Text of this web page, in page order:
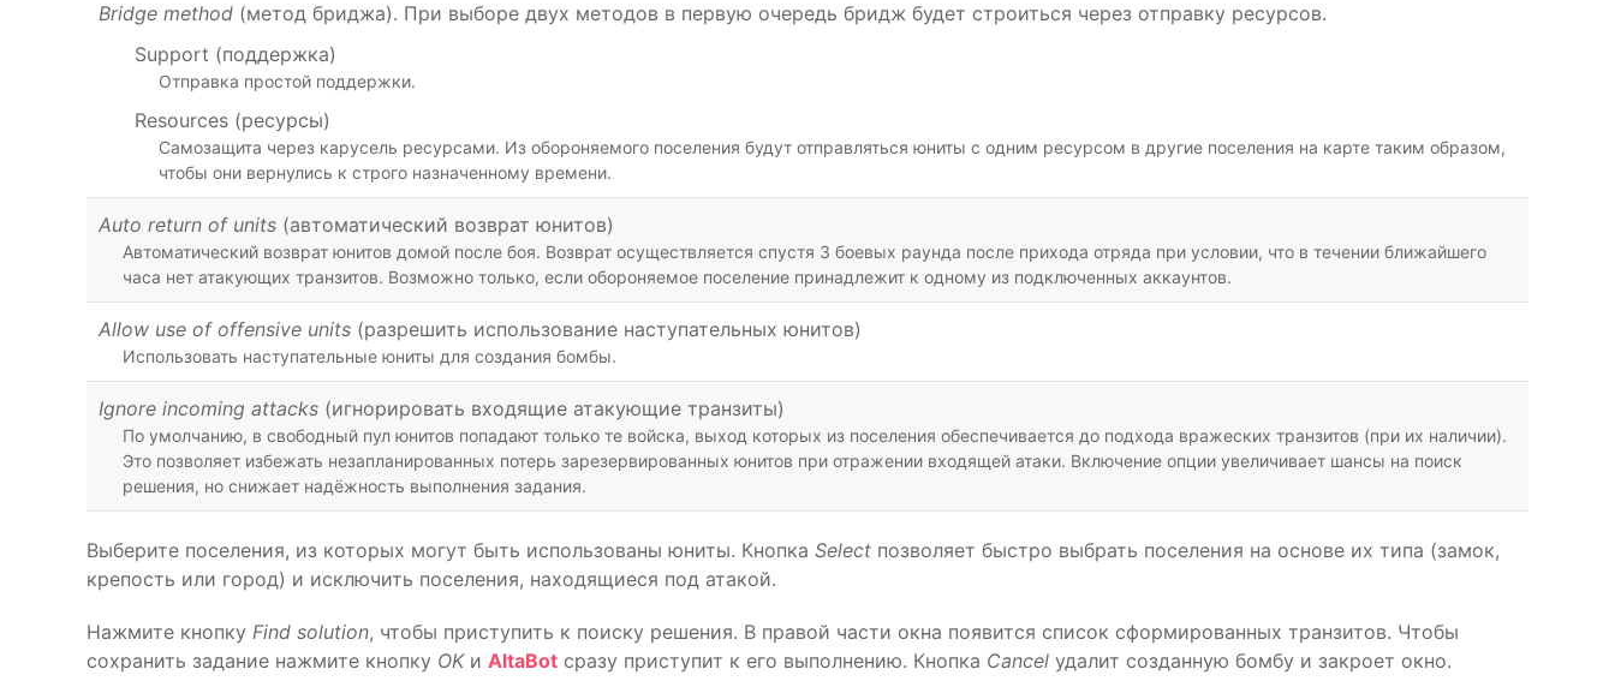
Bridge method (метод бриджа). При выборе двух методов в первую очередь бридж будет строиться через отправку ресурсов.
Support (поддержка)
Отправка простой поддержки.
Resources (ресурсы)
Самозащита через карусель ресурсами. Из обороняемого поселения будут отправляться юниты с одним ресурсом в другие поселения на карте таким образом,
чтобы они вернулись к строго назначенному времени.
Auto return of units (автоматический возврат юнитов)
Автоматический возврат юнитов домой после боя. Возврат осуществляется спустя 3 боевых раунда после прихода отряда при условии, что в течении ближайшего
часа нет атакующих транзитов. Возможно только, если обороняемое поселение принадлежит к одному из подключенных аккаунтов.
Allow use of offensive units (разрешить использование наступательных юнитов)
Использовать наступательные юниты для создания бомбы.
Ignore incoming attacks (игнорировать входящие атакующие транзиты)
По умолчанию, в свободный пул юнитов попадают только те войска, выход которых из поселения обеспечивается до подхода вражеских транзитов (при их наличии).
Это позволяет избежать незапланированных потерь зарезервированных юнитов при отражении входящей атаки. Включение опции увеличивает шансы на поиск
решения, но снижает надёжность выполнения задания.
Выберите поселения, из которых могут быть использованы юниты. Кнопка Select позволяет быстро выбрать поселения на основе их типа (замок,
крепость или город) и исключить поселения, находящиеся под атакой.
Нажмите кнопку Find solution, чтобы приступить к поиску решения. В правой части окна появится список сформированных транзитов. Чтобы
сохранить задание нажмите кнопку OKи AltaBot сразу приступит к его выполнению. Кнопка Cancel удалит созданную бомбу и закроет окно.